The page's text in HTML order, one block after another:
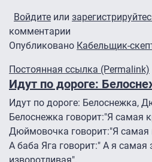
Войдите или
комментарии
Опубликовано Кабельщик-
Постоянная ссылка (Permalink)
Идут по дороге:
Идут по дороге: Белоснежка,
Белоснежка говорит:"Я самая
Дюймовочка говорит:"Я самая
А баба Яга говорит:" А я самая